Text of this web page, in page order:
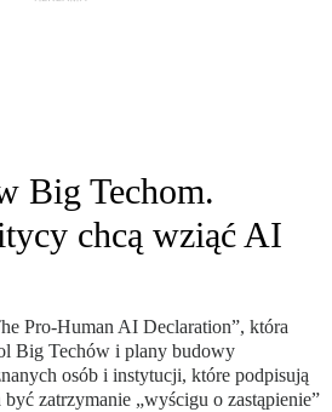
Big Techom.
chcą wziąć AI
Pro-Human AI Declaration”, która
Big Techów i plany budowy
osób i instytucji, które podpisują
zatrzymanie „wyścigu o zastąpienie”